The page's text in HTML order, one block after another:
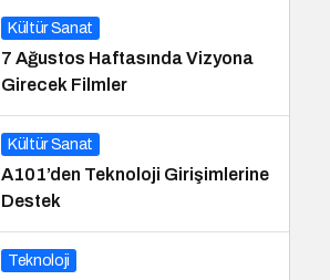
Kültür Sanat
7 Ağustos Haftasında Vizyona
Girecek Filmler
Kültür Sanat
A101’den Teknoloji Girişimlerine
Destek
Teknoloji